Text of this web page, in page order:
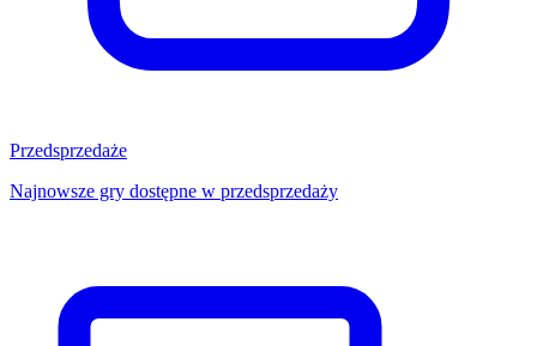
Przedsprzedaże
Najnowsze gry dostępne w przedsprzedaży